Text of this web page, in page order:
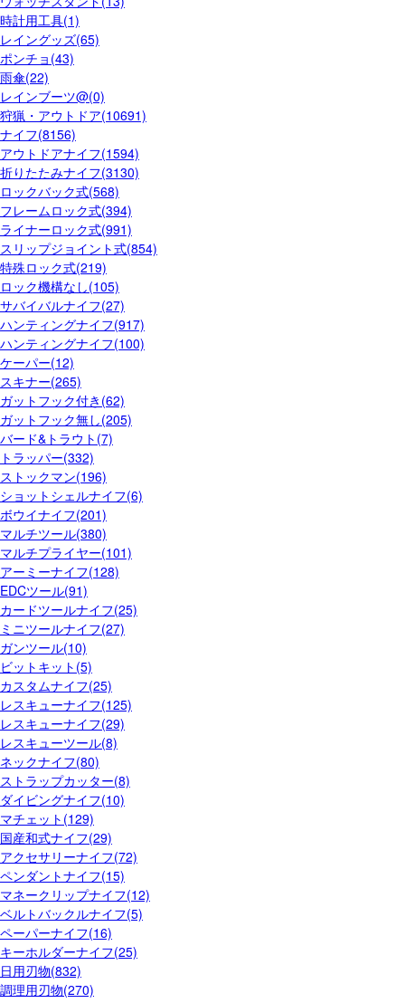
時計用工具(1)
レイングッズ(65)
ポンチョ(43)
雨傘(22)
レインブーツ@(0)
狩猟・アウトドア(10691)
ナイフ(8156)
アウトドアナイフ(1594)
折りたたみナイフ(3130)
ロックバック式(568)
フレームロック式(394)
ライナーロック式(991)
スリップジョイント式(854)
特殊ロック式(219)
ロック機構なし(105)
サバイバルナイフ(27)
ハンティングナイフ(917)
ハンティングナイフ(100)
ケーパー(12)
スキナー(265)
ガットフック付き(62)
ガットフック無し(205)
バード&トラウト(7)
トラッパー(332)
ストックマン(196)
ショットシェルナイフ(6)
ボウイナイフ(201)
マルチツール(380)
マルチプライヤー(101)
アーミーナイフ(128)
EDCツール(91)
カードツールナイフ(25)
ミニツールナイフ(27)
ガンツール(10)
ビットキット(5)
カスタムナイフ(25)
レスキューナイフ(125)
レスキューナイフ(29)
レスキューツール(8)
ネックナイフ(80)
ストラップカッター(8)
ダイビングナイフ(10)
マチェット(129)
国産和式ナイフ(29)
アクセサリーナイフ(72)
ペンダントナイフ(15)
マネークリップナイフ(12)
ベルトバックルナイフ(5)
ペーパーナイフ(16)
キーホルダーナイフ(25)
日用刃物(832)
調理用刃物(270)